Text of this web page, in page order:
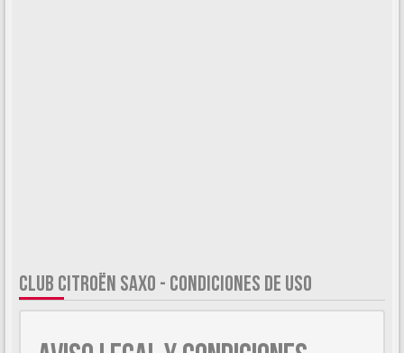
CLUB CITROËN SAXO - CONDICIONES DE USO